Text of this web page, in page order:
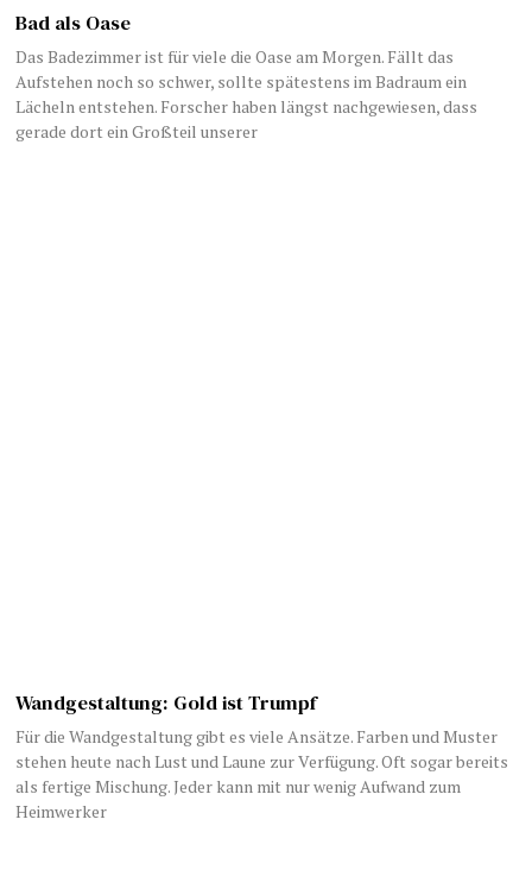
Bad als Oase
Das Badezimmer ist für viele die Oase am Morgen. Fällt das
Aufstehen noch so schwer, sollte spätestens im Badraum ein
Lächeln entstehen. Forscher haben längst nachgewiesen, dass
gerade dort ein Großteil unserer
Wandgestaltung: Gold ist Trumpf
Für die Wandgestaltung gibt es viele Ansätze. Farben und Muster
stehen heute nach Lust und Laune zur Verfügung. Oft sogar bereits
als fertige Mischung. Jeder kann mit nur wenig Aufwand zum
Heimwerker